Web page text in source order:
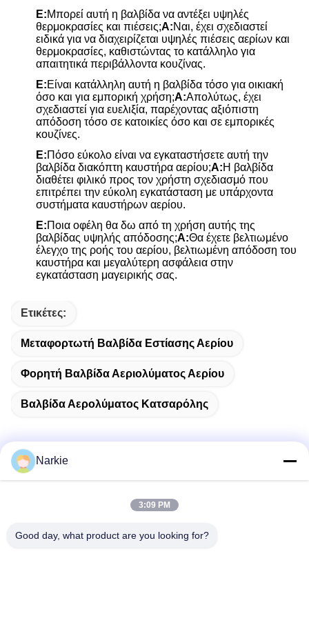
Ε:Μπορεί αυτή η βαλβίδα να αντέξει υψηλές
θερμοκρασίες και πιέσεις;Α:Ναι, έχει σχεδιαστεί
ειδικά για να διαχειρίζεται υψηλές πιέσεις αερίων και
θερμοκρασίες, καθιστώντας το κατάλληλο για
απαιτητικά περιβάλλοντα κουζίνας.
Ε:Είναι κατάλληλη αυτή η βαλβίδα τόσο για οικιακή
όσο και για εμπορική χρήση;Α:Απολύτως, έχει
σχεδιαστεί για ευελιξία, παρέχοντας αξιόπιστη
απόδοση τόσο σε κατοικίες όσο και σε εμπορικές
κουζίνες.
Ε:Πόσο εύκολο είναι να εγκαταστήσετε αυτή την
βαλβίδα διακόπτη καυστήρα αερίου;Α:Η βαλβίδα
διαθέτει φιλικό προς τον χρήστη σχεδιασμό που
επιτρέπει την εύκολη εγκατάσταση με υπάρχοντα
συστήματα καυστήρων αερίου.
Ε:Ποια οφέλη θα δω από τη χρήση αυτής της
βαλβίδας υψηλής απόδοσης;Α:Θα έχετε βελτιωμένο
έλεγχο της ροής του αερίου, βελτιωμένη απόδοση του
καυστήρα και μεγαλύτερη ασφάλεια στην
εγκατάσταση μαγειρικής σας.
Ετικέτες:
Μεταφορτωτή Βαλβίδα Εστίασης Αερίου
Φορητή Βαλβίδα Αεριολύματος Αερίου
Βαλβίδα Αερολύματος Κατσαρόλης
Οδός Yingbin αριθ. 100, ζώνη οικονομικής και τεχνολογικής
Narkie
3:09 PM
Good day, what product are you looking for?